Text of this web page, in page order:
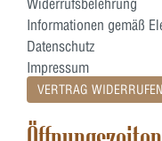
Widerrufsbelehrung
Informationen gemäß
Datenschutz
Impressum
VERTRAG WIDERRUFEN